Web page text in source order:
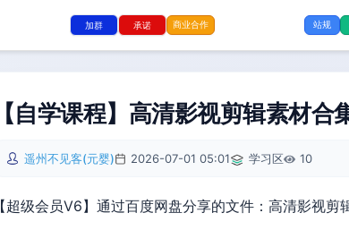
加群 承诺 商业合作 站规
【自学课程】高清影视剪辑素材合
遥州不见客(元婴) 2026-07-01 05:01 学习区 10
【超级会员V6】通过百度网盘分享的文件：高清影视剪